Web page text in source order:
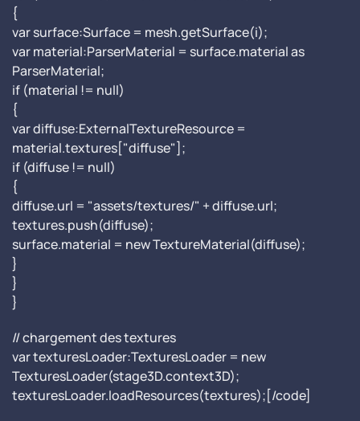
{
var surface:Surface = mesh.getSurface(i);
var material:ParserMaterial = surface.material as
ParserMaterial;
if (material != null)
{
var diffuse:ExternalTextureResource =
material.textures["diffuse"];
if (diffuse != null)
{
diffuse.url = "assets/textures/" + diffuse.url;
textures.push(diffuse);
surface.material = new TextureMaterial(diffuse);
}
}
}
// chargement des textures
var texturesLoader:TexturesLoader = new
TexturesLoader(stage3D.context3D);
texturesLoader.loadResources(textures);[/code]